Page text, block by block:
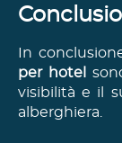
In
per hotel
visibilità e il
alberghiera.